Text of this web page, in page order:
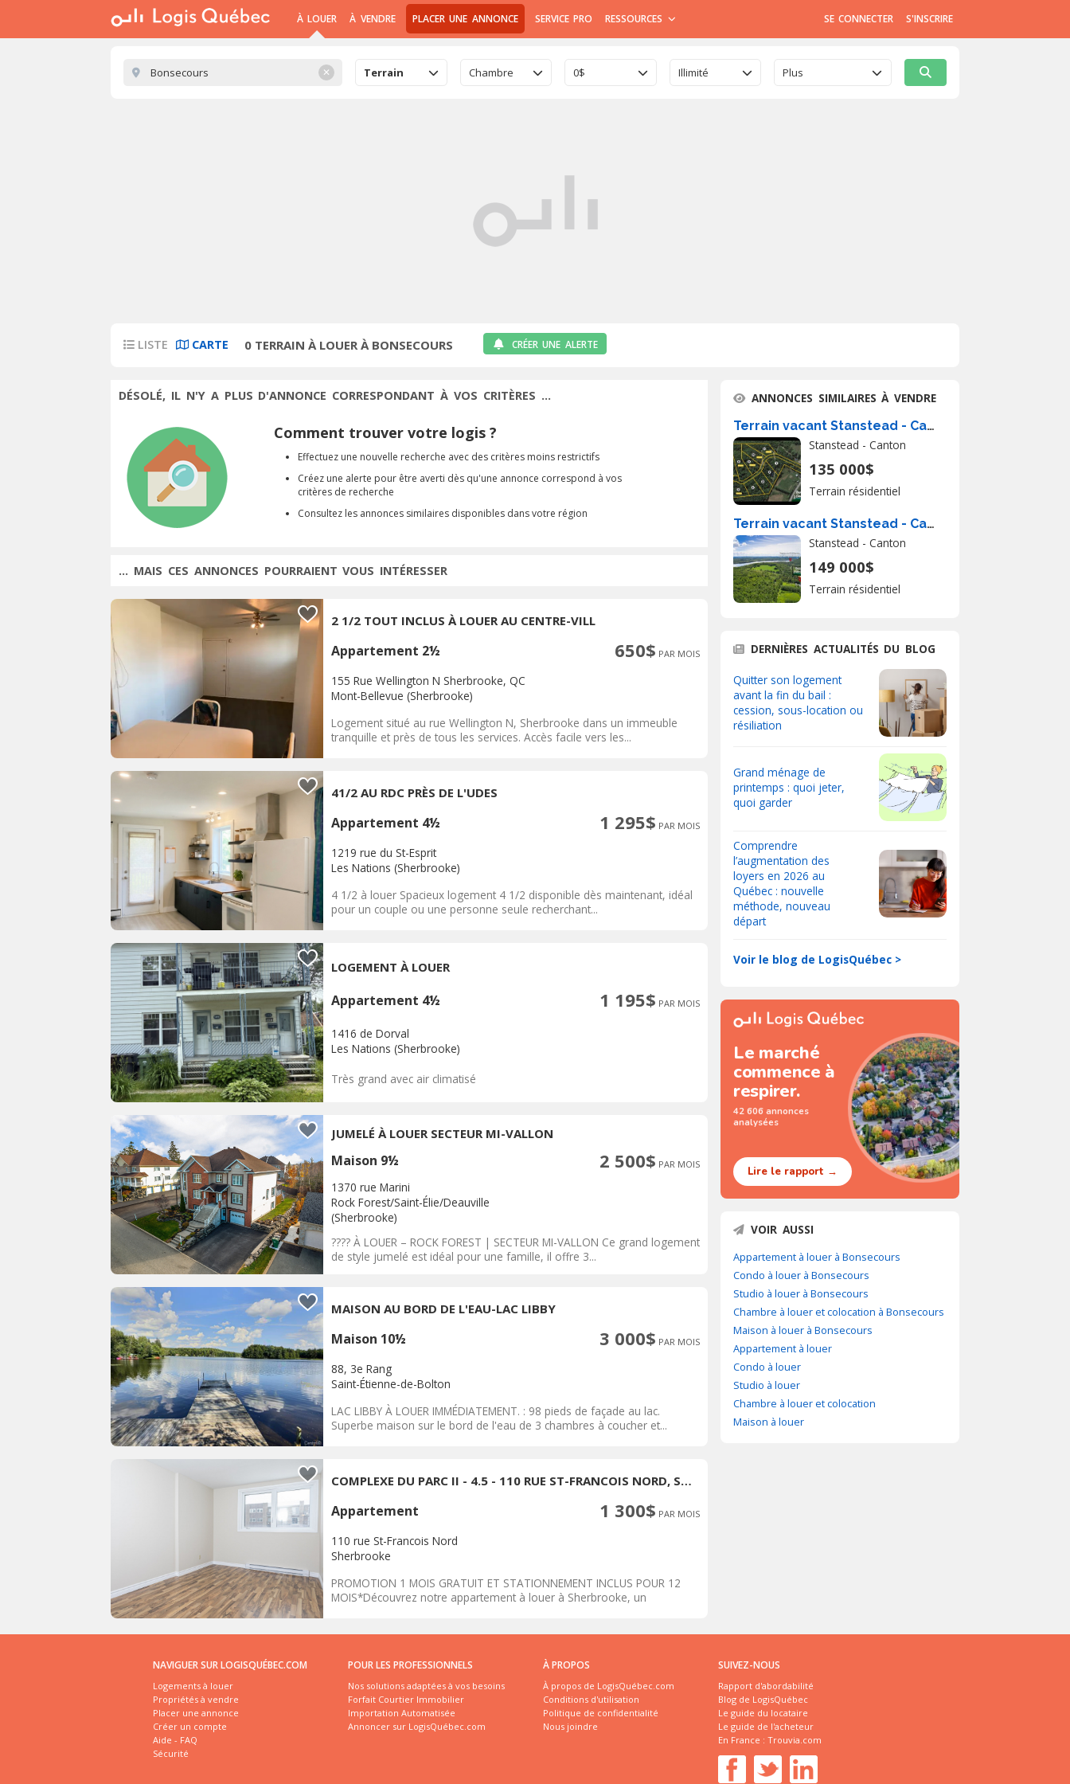
À LOUER À VENDRE PLACER UNE ANNONCE SERVICE PRO RESSOURCES SE CONNECTER S'INSCRIRE
✕ Terrain Chambre 0$ Illimité Plus
LISTE CARTE 0 TERRAIN À LOUER À BONSECOURS CRÉER UNE ALERTE
DÉSOLÉ, IL N'Y A PLUS D'ANNONCE CORRESPONDANT À VOS CRITÈRES ...
Comment trouver votre logis ?
Effectuez une nouvelle recherche avec des critères moins restrictifs
Créez une alerte pour être averti dès qu'une annonce correspond à vos
critères de recherche
Consultez les annonces similaires disponibles dans votre région
... MAIS CES ANNONCES POURRAIENT VOUS INTÉRESSER
2 1/2 TOUT INCLUS À LOUER AU CENTRE-VILL
Appartement 2½ 650$ PAR MOIS
155 Rue Wellington N Sherbrooke, QC
Mont-Bellevue (Sherbrooke)
Logement situé au rue Wellington N, Sherbrooke dans un immeuble
tranquille et près de tous les services. Accès facile vers les...
41/2 AU RDC PRÈS DE L'UDES
Appartement 4½ 1 295$ PAR MOIS
1219 rue du St-Esprit
Les Nations (Sherbrooke)
4 1/2 à louer Spacieux logement 4 1/2 disponible dès maintenant, idéal
pour un couple ou une personne seule recherchant...
LOGEMENT À LOUER
Appartement 4½ 1 195$ PAR MOIS
1416 de Dorval
Les Nations (Sherbrooke)
Très grand avec air climatisé
JUMELÉ À LOUER SECTEUR MI-VALLON
Maison 9½ 2 500$ PAR MOIS
1370 rue Marini
Rock Forest/Saint-Élie/Deauville
(Sherbrooke)
???? À LOUER – ROCK FOREST | SECTEUR MI-VALLON Ce grand logement
de style jumelé est idéal pour une famille, il offre 3...
MAISON AU BORD DE L'EAU-LAC LIBBY
Maison 10½ 3 000$ PAR MOIS
88, 3e Rang
Saint-Étienne-de-Bolton
LAC LIBBY À LOUER IMMÉDIATEMENT. : 98 pieds de façade au lac.
Superbe maison sur le bord de l'eau de 3 chambres à coucher et...
COMPLEXE DU PARC II - 4.5 - 110 RUE ST-FRANCOIS NORD, SHERBROOKE
Appartement 1 300$ PAR MOIS
110 rue St-Francois Nord
Sherbrooke
PROMOTION 1 MOIS GRATUIT ET STATIONNEMENT INCLUS POUR 12
MOIS*Découvrez notre appartement à louer à Sherbrooke, un
ANNONCES SIMILAIRES À VENDRE
Terrain vacant Stanstead - Canton À Vendre
Stanstead - Canton
135 000$
Terrain résidentiel
Terrain vacant Stanstead - Canton À Vendre
Stanstead - Canton
149 000$
Terrain résidentiel
DERNIÈRES ACTUALITÉS DU BLOG
Quitter son logement
avant la fin du bail :
cession, sous-location ou
résiliation
Grand ménage de
printemps : quoi jeter,
quoi garder
Comprendre
l’augmentation des
loyers en 2026 au
Québec : nouvelle
méthode, nouveau
départ
Voir le blog de LogisQuébec >
Le marché
commence à
respirer.
42 606 annonces
analysées
Lire le rapport →
VOIR AUSSI
Appartement à louer à Bonsecours
Condo à louer à Bonsecours
Studio à louer à Bonsecours
Chambre à louer et colocation à Bonsecours
Maison à louer à Bonsecours
Appartement à louer
Condo à louer
Studio à louer
Chambre à louer et colocation
Maison à louer
NAVIGUER SUR LOGISQUÉBEC.COM
Logements à louer
Propriétés à vendre
Placer une annonce
Créer un compte
Aide - FAQ
Sécurité
POUR LES PROFESSIONNELS
Nos solutions adaptées à vos besoins
Forfait Courtier Immobilier
Importation Automatisée
Annoncer sur LogisQuébec.com
À PROPOS
À propos de LogisQuébec.com
Conditions d'utilisation
Politique de confidentialité
Nous joindre
SUIVEZ-NOUS
Rapport d'abordabilité
Blog de LogisQuébec
Le guide du locataire
Le guide de l'acheteur
En France : Trouvia.com